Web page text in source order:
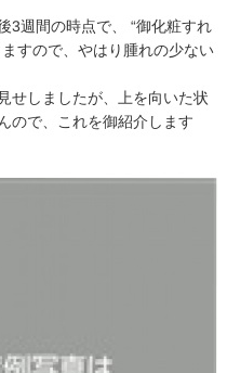
3週間の時点で、 “御化粧すれ
すので、やはり腫れの少ない
せしましたが、上を向いた状
ので、これを御紹介します